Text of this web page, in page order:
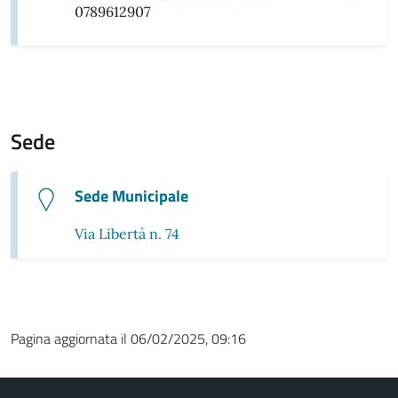
0789612907
Sede
Sede Municipale
Via Libertà n. 74
Pagina aggiornata il 06/02/2025, 09:16